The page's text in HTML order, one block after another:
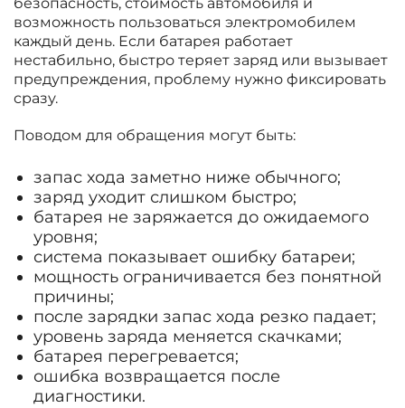
возможность пользоваться электромобилем
каждый день. Если батарея работает
нестабильно, быстро теряет заряд или вызывает
предупреждения, проблему нужно фиксировать
сразу.
Поводом для обращения могут быть:
запас хода заметно ниже обычного;
заряд уходит слишком быстро;
батарея не заряжается до ожидаемого
уровня;
система показывает ошибку батареи;
мощность ограничивается без понятной
причины;
после зарядки запас хода резко падает;
уровень заряда меняется скачками;
батарея перегревается;
ошибка возвращается после
диагностики.